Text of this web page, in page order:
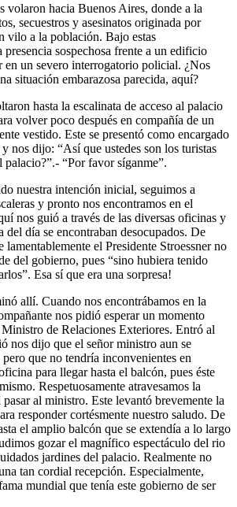
volaron hacia Buenos Aires, donde a la
secuestros y asesinatos originada por
vilo a la población. Bajo estas
presencia sospechosa frente a un edificio
en un severo interrogatorio policial. ¿Nos
situación embarazosa parecida, aquí?
hasta la escalinata de acceso al palacio
volver poco después en compañía de un
vestido. Este se presentó como encargado
y nos dijo:
Así que ustedes son los turistas
palacio? .- Por favor síganme .
nuestra intención inicial, seguimos a
y pronto nos encontramos en el
nos guió a través de las diversas oficinas y
del día se encontraban desocupados. De
lamentablemente el Presidente Stroessner no
del gobierno, pues
sino hubiera tenido
. Esa sí que era una sorpresa!
allí. Cuando nos encontrábamos en la
nos pidió esperar un momento
de Relaciones Exteriores. Entró al
nos dijo que el señor ministro aun se
que no tendría inconvenientes en
para llegar hasta el balcón, pues éste
Respetuosamente atravesamos la
al ministro. Este levantó brevemente la
responder cortésmente nuestro saludo. De
el amplio balcón que se extendía a lo largo
gozar el magnífico espectáculo del rio
jardines del palacio. Realmente no
tan cordial recepción. Especialmente,
mundial que tenía este gobierno de ser